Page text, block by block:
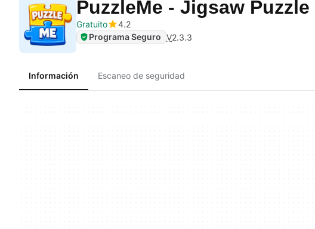
PuzzleMe - Jigsaw Puzzle
Gratuito
4.2
Programa Seguro V2.3.3
Información Escaneo de seguridad